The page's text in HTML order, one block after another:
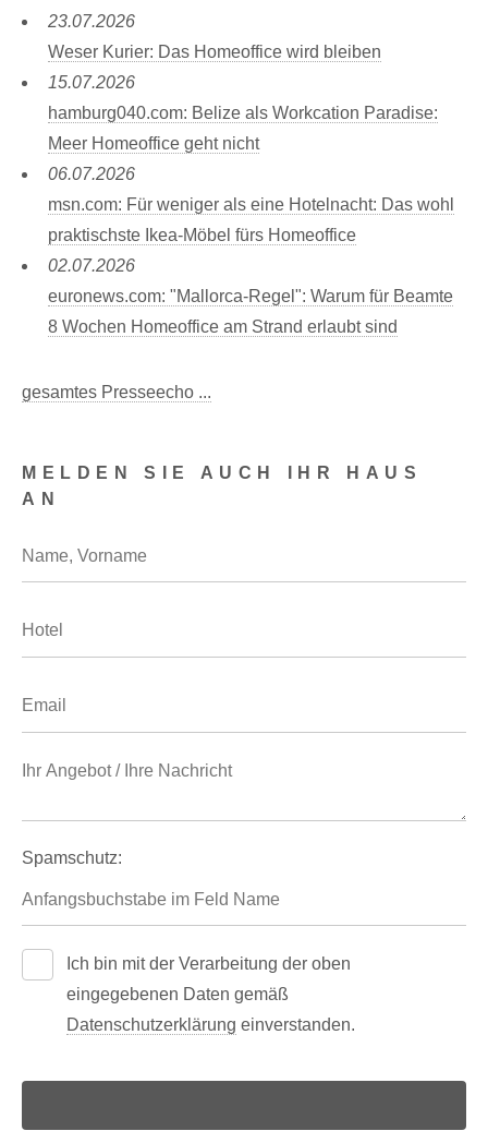
MELDEN SIE AUCH IHR HAUS
AN
Spamschutz:
Ich bin mit der Verarbeitung der oben
eingegebenen Daten gemäß
Datenschutzerklärung einverstanden.
23.07.2026
Weser Kurier: Das Homeoffice wird bleiben
15.07.2026
hamburg040.com: Belize als Workcation Paradise:
Meer Homeoffice geht nicht
06.07.2026
msn.com: Für weniger als eine Hotelnacht: Das wohl
praktischste Ikea-Möbel fürs Homeoffice
02.07.2026
euronews.com: "Mallorca-Regel": Warum für Beamte
8 Wochen Homeoffice am Strand erlaubt sind
gesamtes Presseecho ...